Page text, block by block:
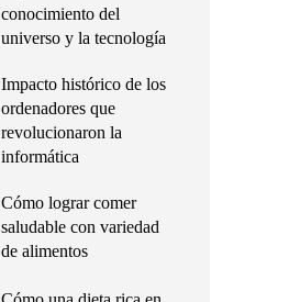
conocimiento del
universo y la tecnología
Impacto histórico de los
ordenadores que
revolucionaron la
informática
Cómo lograr comer
saludable con variedad
de alimentos